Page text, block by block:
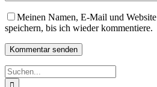
Meinen Namen, E-Mail und
speichern, bis ich wieder kommentiere.
Suche
nach: